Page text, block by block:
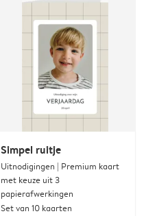
Simpel ruitje
Uitnodigingen | Premium kaart
met keuze uit 3
papierafwerkingen
Set van 10 kaarten